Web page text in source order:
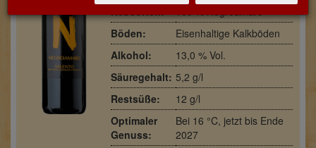
Böden:
Eisenhaltige Kalkböden
Alkohol:
13,0 % Vol.
Säuregehalt: 5,2 g/l
Restsüße:
12 g/l
Optimaler
Genuss:
Bei 16 °C, jetzt bis Ende
2027